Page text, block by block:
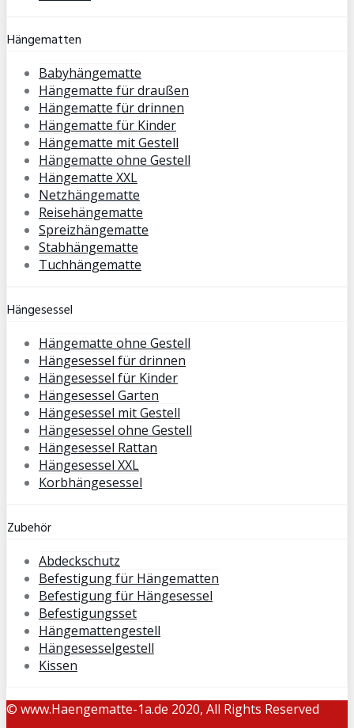
Hängematten
Babyhängematte
Hängematte für draußen
Hängematte für drinnen
Hängematte für Kinder
Hängematte mit Gestell
Hängematte ohne Gestell
Hängematte XXL
Netzhängematte
Reisehängematte
Spreizhängematte
Stabhängematte
Tuchhängematte
Hängesessel
Hängematte ohne Gestell
Hängesessel für drinnen
Hängesessel für Kinder
Hängesessel Garten
Hängesessel mit Gestell
Hängesessel ohne Gestell
Hängesessel Rattan
Hängesessel XXL
Korbhängesessel
Zubehör
Abdeckschutz
Befestigung für Hängematten
Befestigung für Hängesessel
Befestigungsset
Hängemattengestell
Hängesesselgestell
Kissen
© www.Haengematte-1a.de 2020, All Rights Reserved